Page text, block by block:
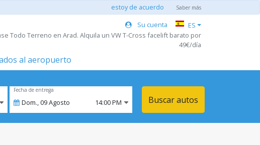
estoy de acuerdo Saber más
Su cuenta
ES
Todo Terreno en Arad. Alquila un VW T-Cross facelift barato por
49€/día
al aeropuerto
Fecha de entrega
Dom.,09Agosto 14:00 PM Buscar autos